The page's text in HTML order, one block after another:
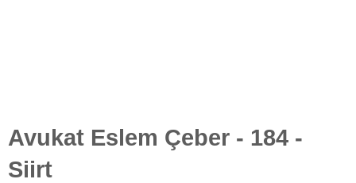
Avukat Eslem Çeber - 184 -
Siirt